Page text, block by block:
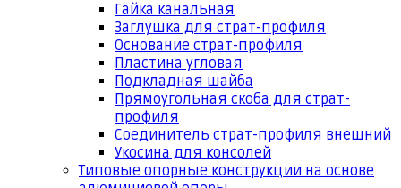
Гайка канальная
Заглушка для страт-профиля
Основание страт-профиля
Пластина угловая
Подкладная шайба
Прямоугольная скоба для страт-
профиля
Соединитель страт-профиля внешний
Укосина для консолей
Типовые опорные конструкции на основе